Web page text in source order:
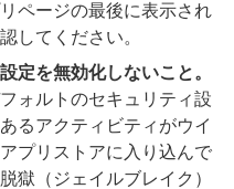
ページの最後に表示され
してください。
定を無効化しないこと。
ォルトのセキュリティ設
るアクティビティがウイ
プリストアに入り込んで
獄（ジェイルブレイク）